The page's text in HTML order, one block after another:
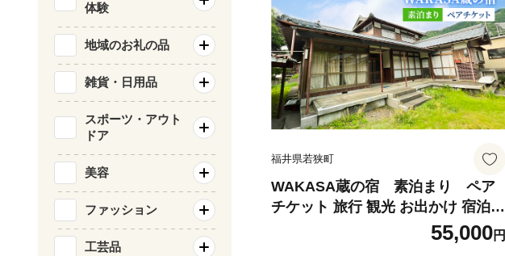
福井県若狭町
WAKASA蔵の宿 素泊まり ペア
チケット 旅行 観光 お出かけ 宿泊券
宿泊チケット 素泊まりチケット 素
泊まり宿泊券 かまど 囲炉裏 古民家
55,000円
体験
地域のお礼の品
雑貨・日用品
スポーツ・アウト
ドア
美容
ファッション
工芸品